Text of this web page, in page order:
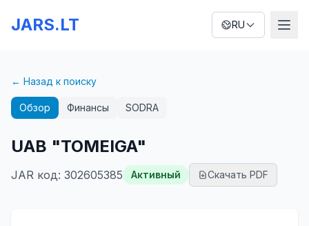
JARS.LT RU
← Назад к поиску
Обзор Финансы SODRA
UAB "TOMEIGA"
JAR код: 302605385 Активный Скачать PDF